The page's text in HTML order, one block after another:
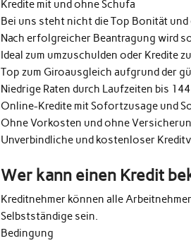
Kredite mit und ohne Schufa
Bei uns steht nicht die Top Bonität
Nach erfolgreicher Beantragung wird
Ideal zum umzuschulden oder Kredite
Top zum Giroausgleich aufgrund der
Niedrige Raten durch Laufzeiten bis
Online-Kredite mit Sofortzusage und
Ohne Vorkosten und ohne
Unverbindliche und kostenloser
Wer kann einen Kredit
Kreditnehmer können alle
Selbstständige sein.
Bedingung